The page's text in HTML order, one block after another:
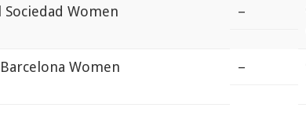
Sociedad Women –
Women –